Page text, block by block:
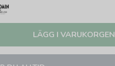
LÄGG I VARUKORGEN